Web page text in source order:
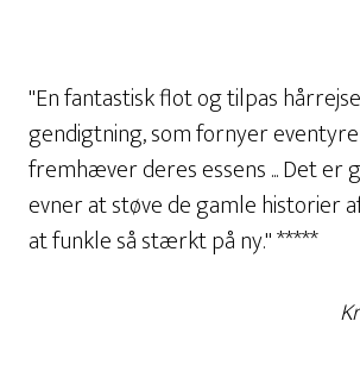
"En fantastisk flot og tilpas
gendigtning, som fornyer
fremhæver deres essens ... Det er
evner at støve de gamle historier
at funkle så stærkt på ny." *****